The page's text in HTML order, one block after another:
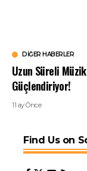
DIĞER HABERLER
Uzun Süreli
Güçlendiriyor!
11 ay Önce
Find Us on